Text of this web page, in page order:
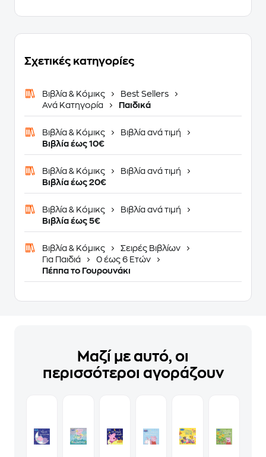
Σχετικές κατηγορίες
Βιβλία & Κόμικς
Best Sellers
Ανά Κατηγορία
Παιδικά
Βιβλία & Κόμικς
Βιβλία ανά τιμή
Βιβλία έως 10€
Βιβλία & Κόμικς
Βιβλία ανά τιμή
Βιβλία έως 20€
Βιβλία & Κόμικς
Βιβλία ανά τιμή
Βιβλία έως 5€
Βιβλία & Κόμικς
Σειρές Βιβλίων
Για Παιδιά
0 έως 6 Ετών
Πέππα το Γουρουνάκι
Μαζί με αυτό, οι
περισσότεροι αγοράζουν